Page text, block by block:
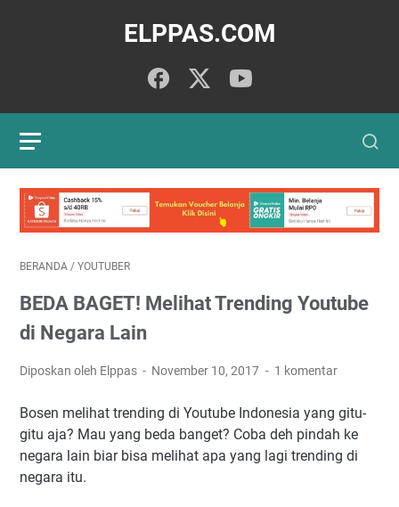
ELPPAS.COM
BERANDA / YOUTUBER
BEDA BAGET! Melihat Trending Youtube
di Negara Lain
Diposkan oleh Elppas November 10, 2017 1 komentar
Bosen melihat trending di Youtube Indonesia yang gitu-
gitu aja? Mau yang beda banget? Coba deh pindah ke
negara lain biar bisa melihat apa yang lagi trending di
negara itu.